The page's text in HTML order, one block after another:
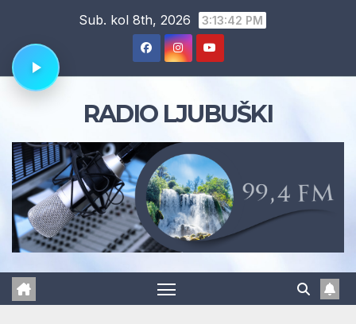
content
Sub. kol 8th, 2026 3:13:43 PM
RADIO LJUBUŠKI